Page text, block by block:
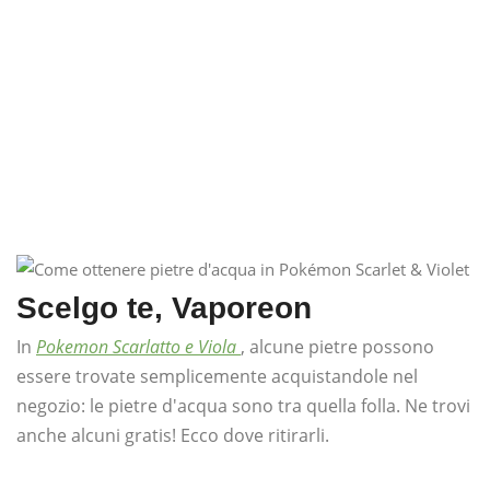
Scelgo te, Vaporeon
In Pokemon Scarlatto e Viola , alcune pietre possono
essere trovate semplicemente acquistandole nel
negozio: le pietre d'acqua sono tra quella folla. Ne trovi
anche alcuni gratis! Ecco dove ritirarli.